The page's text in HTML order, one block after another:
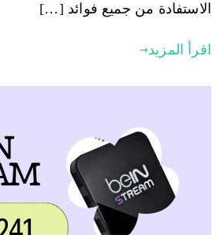
الاستفادة من جميع فوائد […]
اقرأ المزيد